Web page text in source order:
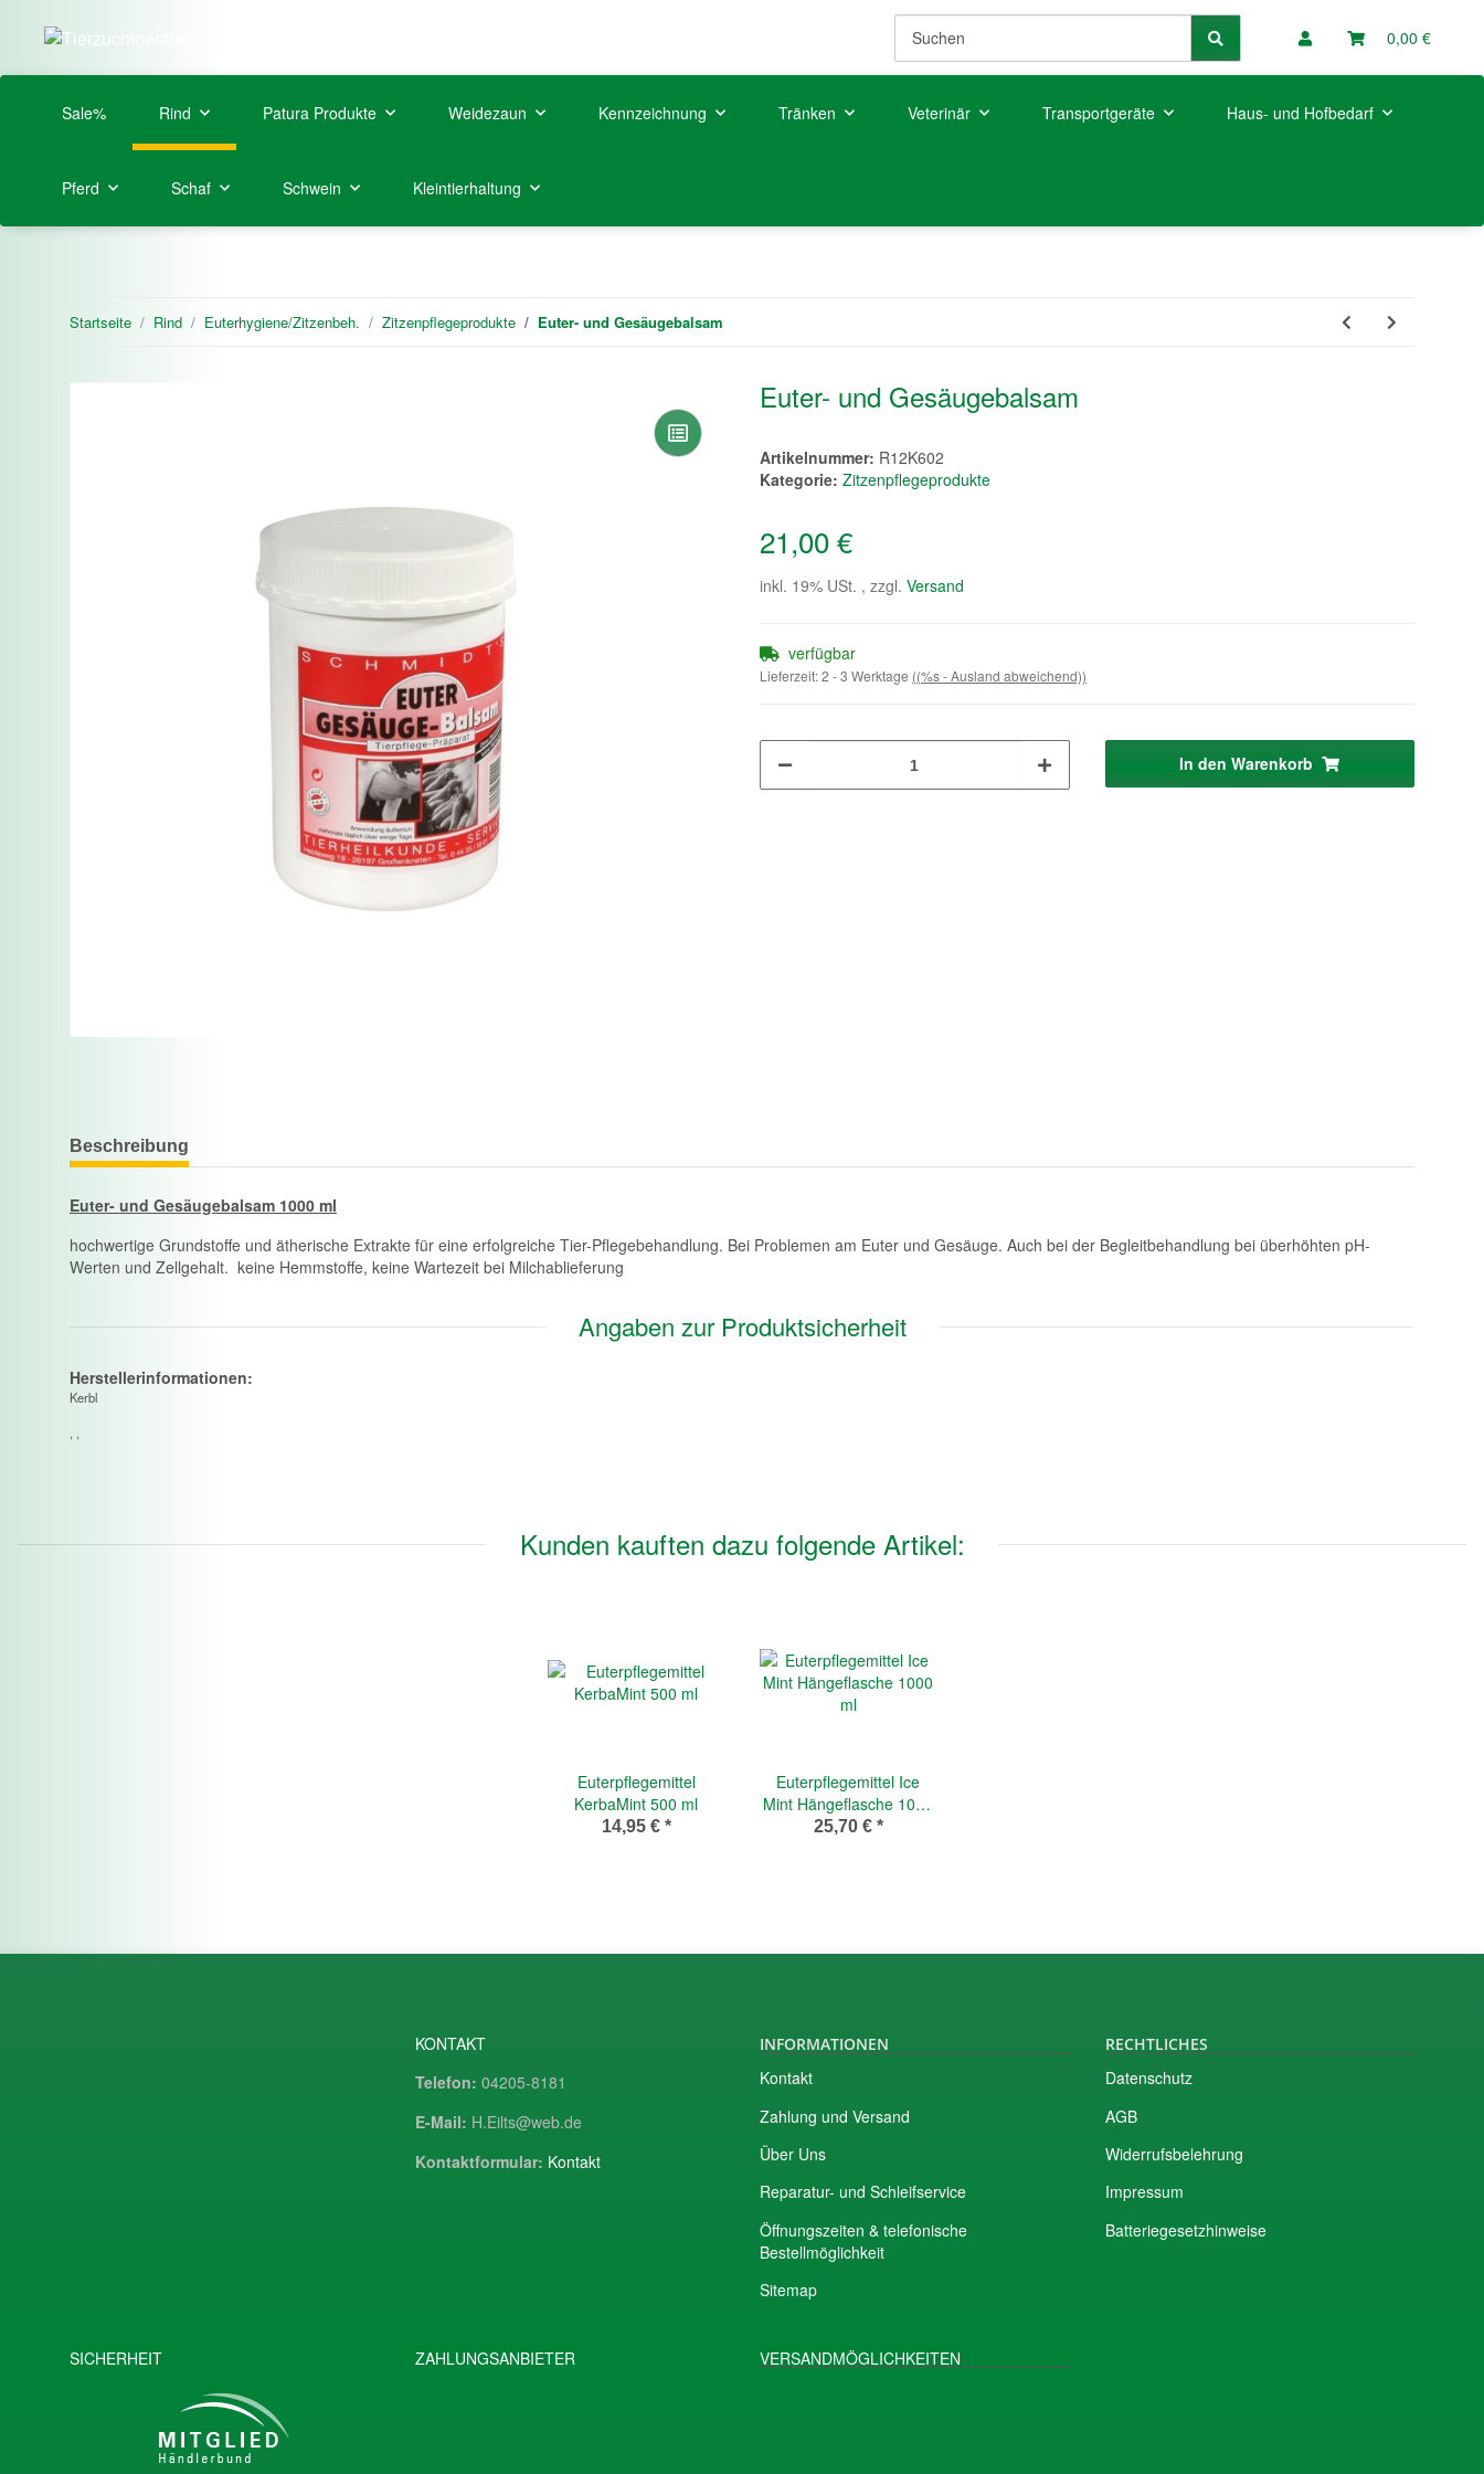
0,00 €
Sale% Rind Patura Produkte Weidezaun Kennzeichnung Tränken Veterinär Transportgeräte Haus- und Hofbedarf
Pferd Schaf Schwein Kleintierhaltung
Startseite Rind Euterhygiene/Zitzenbeh. Zitzenpflegeprodukte Euter- und Gesäugebalsam
Euter- und Gesäugebalsam
Artikelnummer: R12K602
Kategorie: Zitzenpflegeprodukte
21,00 €
inkl. 19% USt. , zzgl. Versand
verfügbar
Lieferzeit:2 - 3 Werktage ((%s - Ausland abweichend))
In den Warenkorb
Beschreibung
Euter- und Gesäugebalsam 1000 ml
hochwertige Grundstoffe und ätherische Extrakte für eine erfolgreiche Tier-Pflegebehandlung. Bei Problemen am Euter und Gesäuge. Auch bei der Begleitbehandlung bei überhöhten pH-
Werten und Zellgehalt. keine Hemmstoffe, keine Wartezeit bei Milchablieferung
Angaben zur Produktsicherheit
Herstellerinformationen:
Kerbl
, ,
Kunden kauften dazu folgende Artikel:
Euterpflegemittel
KerbaMint 500 ml
14,95 € *
Euterpflegemittel Ice
Mint Hängeflasche 1000
ml
25,70 € *
KONTAKT
Telefon: 04205-8181
E-Mail: H.Eilts@web.de
Kontaktformular: Kontakt
INFORMATIONEN
Kontakt
Zahlung und Versand
Über Uns
Reparatur- und Schleifservice
Öffnungszeiten & telefonische
Bestellmöglichkeit
Sitemap
RECHTLICHES
Datenschutz
AGB
Widerrufsbelehrung
Impressum
Batteriegesetzhinweise
SICHERHEIT ZAHLUNGSANBIETER VERSANDMÖGLICHKEITEN